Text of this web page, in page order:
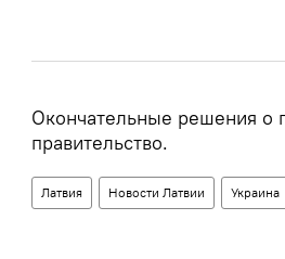
Окончательные решения о
правительство.
Латвия Новости Латвии Украина